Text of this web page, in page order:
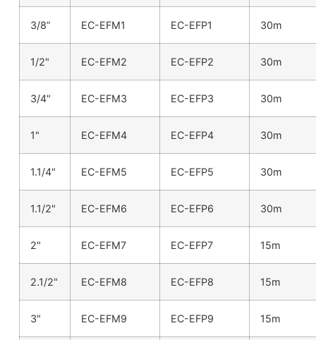
3/8” EC-EFM1 EC-EFP1 30m
1/2" EC-EFM2 EC-EFP2 30m
3/4" EC-EFM3 EC-EFP3 30m
1" EC-EFM4 EC-EFP4 30m
1.1/4" EC-EFM5 EC-EFP5 30m
1.1/2" EC-EFM6 EC-EFP6 30m
2" EC-EFM7 EC-EFP7 15m
2.1/2" EC-EFM8 EC-EFP8 15m
3" EC-EFM9 EC-EFP9 15m